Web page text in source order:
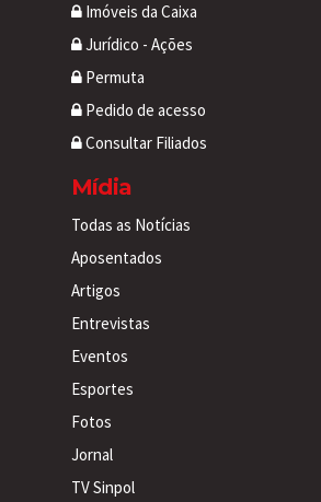
Imóveis da Caixa
Jurídico - Ações
Permuta
Pedido de acesso
Consultar Filiados
Mídia
Todas as Notícias
Aposentados
Artigos
Entrevistas
Eventos
Esportes
Fotos
Jornal
TV Sinpol